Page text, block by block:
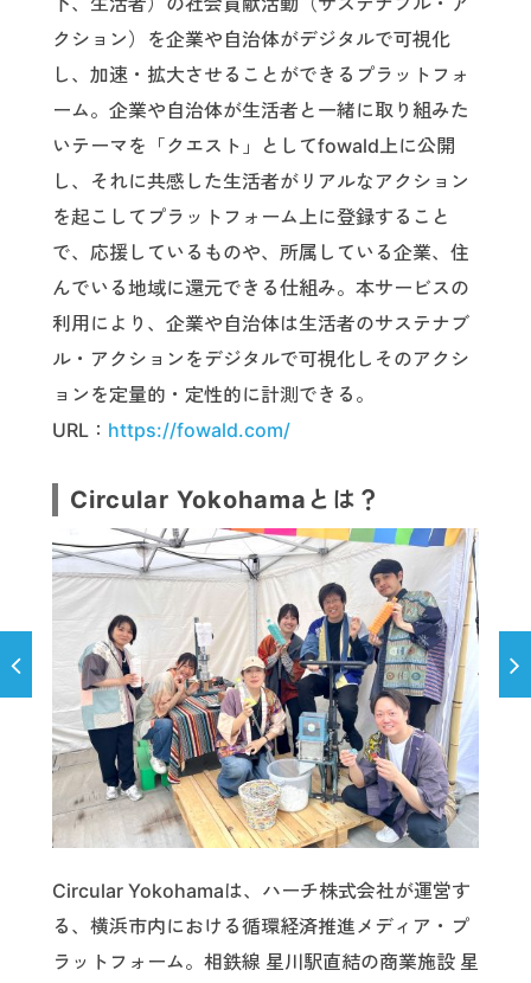
クション）を企業や自治体がデジタルで可視化
し、加速・拡大させることができるプラットフォ
ーム。企業や自治体が生活者と一緒に取り組みた
いテーマを「クエスト」としてfowald上に公開
し、それに共感した生活者がリアルなアクション
を起こしてプラットフォーム上に登録すること
で、応援しているものや、所属している企業、住
んでいる地域に還元できる仕組み。本サービスの
利用により、企業や自治体は生活者のサステナブ
ル・アクションをデジタルで可視化しそのアクシ
ョンを定量的・定性的に計測できる。
URL： https://fowald.com/
Circular Yokohamaとは？
Circular Yokohamaは、ハーチ株式会社が運営す
る、横浜市内における循環経済推進メディア・プ
ラットフォーム。相鉄線 星川駅直結の商業施設 星